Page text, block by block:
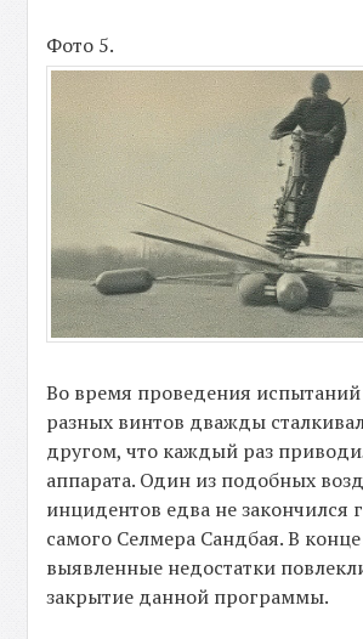
Фото 5.
Во время проведения испытаний
разных винтов дважды
другом, что каждый раз
аппарата. Один из подобных
инцидентов едва не закончился
самого Селмера Сандбая. В
выявленные недостатки
закрытие данной программы.